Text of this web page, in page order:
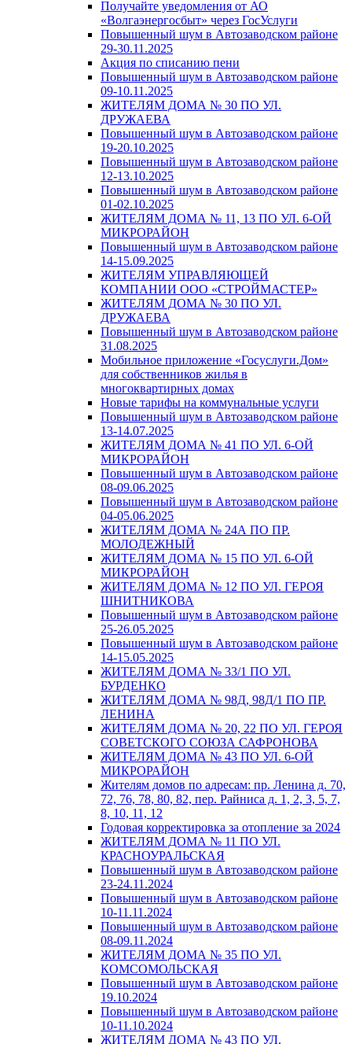
Получайте уведомления от АО
«Волгаэнергосбыт» через ГосУслуги
Повышенный шум в Автозаводском районе
29-30.11.2025
Акция по списанию пени
Повышенный шум в Автозаводском районе
09-10.11.2025
ЖИТЕЛЯМ ДОМА № 30 ПО УЛ.
ДРУЖАЕВА
Повышенный шум в Автозаводском районе
19-20.10.2025
Повышенный шум в Автозаводском районе
12-13.10.2025
Повышенный шум в Автозаводском районе
01-02.10.2025
ЖИТЕЛЯМ ДОМА № 11, 13 ПО УЛ. 6-ОЙ
МИКРОРАЙОН
Повышенный шум в Автозаводском районе
14-15.09.2025
ЖИТЕЛЯМ УПРАВЛЯЮЩЕЙ
КОМПАНИИ ООО «СТРОЙМАСТЕР»
ЖИТЕЛЯМ ДОМА № 30 ПО УЛ.
ДРУЖАЕВА
Повышенный шум в Автозаводском районе
31.08.2025
Мобильное приложение «Госуслуги.Дом»
для собственников жилья в
многоквартирных домах
Новые тарифы на коммунальные услуги
Повышенный шум в Автозаводском районе
13-14.07.2025
ЖИТЕЛЯМ ДОМА № 41 ПО УЛ. 6-ОЙ
МИКРОРАЙОН
Повышенный шум в Автозаводском районе
08-09.06.2025
Повышенный шум в Автозаводском районе
04-05.06.2025
ЖИТЕЛЯМ ДОМА № 24А ПО ПР.
МОЛОДЕЖНЫЙ
ЖИТЕЛЯМ ДОМА № 15 ПО УЛ. 6-ОЙ
МИКРОРАЙОН
ЖИТЕЛЯМ ДОМА № 12 ПО УЛ. ГЕРОЯ
ШНИТНИКОВА
Повышенный шум в Автозаводском районе
25-26.05.2025
Повышенный шум в Автозаводском районе
14-15.05.2025
ЖИТЕЛЯМ ДОМА № 33/1 ПО УЛ.
БУРДЕНКО
ЖИТЕЛЯМ ДОМА № 98Д, 98Д/1 ПО ПР.
ЛЕНИНА
ЖИТЕЛЯМ ДОМА № 20, 22 ПО УЛ. ГЕРОЯ
СОВЕТСКОГО СОЮЗА САФРОНОВА
ЖИТЕЛЯМ ДОМА № 43 ПО УЛ. 6-ОЙ
МИКРОРАЙОН
Жителям домов по адресам: пр. Ленина д. 70,
72, 76, 78, 80, 82, пер. Райниса д. 1, 2, 3, 5, 7,
8, 10, 11, 12
Годовая корректировка за отопление за 2024
ЖИТЕЛЯМ ДОМА № 11 ПО УЛ.
КРАСНОУРАЛЬСКАЯ
Повышенный шум в Автозаводском районе
23-24.11.2024
Повышенный шум в Автозаводском районе
10-11.11.2024
Повышенный шум в Автозаводском районе
08-09.11.2024
ЖИТЕЛЯМ ДОМА № 35 ПО УЛ.
КОМСОМОЛЬСКАЯ
Повышенный шум в Автозаводском районе
19.10.2024
Повышенный шум в Автозаводском районе
10-11.10.2024
ЖИТЕЛЯМ ДОМА № 43 ПО УЛ.